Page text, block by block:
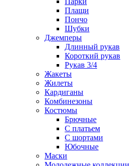
Плащи
Пончо
Шубки
Джемперы
Длинный рукав
Короткий рукав
Рукав 3/4
Жакеты
Жилеты
Кардиганы
Комбинезоны
Костюмы
Брючные
С платьем
С шортами
Юбочные
Маски